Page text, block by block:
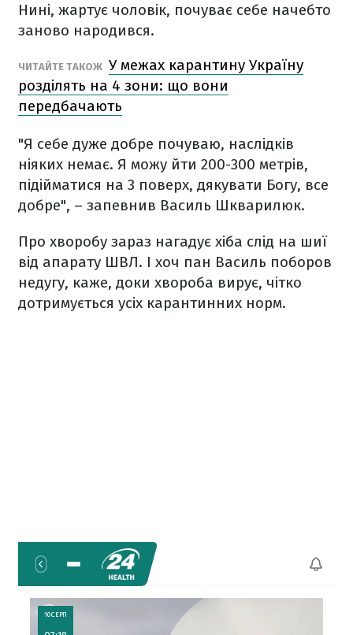
Нині, жартує чоловік, почуває себе начебто
заново народився.
ЧИТАЙТЕ ТАКОЖ У межах карантину Україну
розділять на 4 зони: що вони
передбачають
"Я себе дуже добре почуваю, наслідків
ніяких немає. Я можу йти 200-300 метрів,
підійматися на 3 поверх, дякувати Богу, все
добре", – запевнив Василь Шкварилюк.
Про хворобу зараз нагадує хіба слід на шиї
від апарату ШВЛ. І хоч пан Василь поборов
недугу, каже, доки хвороба вирує, чітко
дотримується усіх карантинних норм.